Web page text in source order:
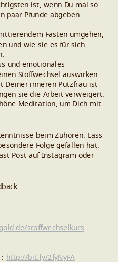
ist, wenn Du mal so
paar Pfunde abgeben
Fasten umgehen,
und wie sie es für sich
und emotionales
Stoffwechsel auswirken.
Deiner inneren Putzfrau ist
sie die Arbeit verweigert.
Meditation, um Dich mit
beim Zuhören. Lass
Folge gefallen hat.
Post auf Instagram oder
stoffwechselkurs
: http://bit.ly/2fyNyFA